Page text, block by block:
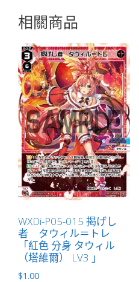
LB」
量
相關商品
WXDi-P05-015 掲げし
者 タウィル＝トレ
「紅色 分身 タウィル
（塔維爾） LV3 」
$1.00